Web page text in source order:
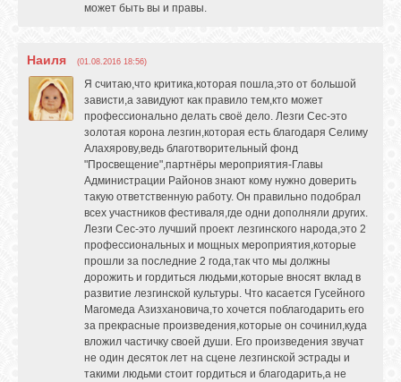
может быть вы и правы.
Наиля (01.08.2016 18:56)
Я считаю,что критика,которая пошла,это от большой
зависти,а завидуют как правило тем,кто может
профессионально делать своё дело. Лезги Сес-это
золотая корона лезгин,которая есть благодаря Селиму
Алахярову,ведь благотворительный фонд
"Просвещение",партнёры мероприятия-Главы
Администрации Районов знают кому нужно доверить
такую ответственную работу. Он правильно подобрал
всех участников фестиваля,где одни дополняли других.
Лезги Сес-это лучший проект лезгинского народа,это 2
профессиональных и мощных мероприятия,которые
прошли за последние 2 года,так что мы должны
дорожить и гордиться людьми,которые вносят вклад в
развитие лезгинской культуры. Что касается Гусейного
Магомеда Азизхановича,то хочется поблагодарить его
за прекрасные произведения,которые он сочинил,куда
вложил частичку своей души. Его произведения звучат
не один десяток лет на сцене лезгинской эстрады и
такими людьми стоит гордиться и благодарить,а не